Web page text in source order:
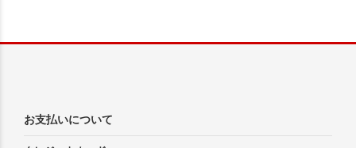
お支払いについて